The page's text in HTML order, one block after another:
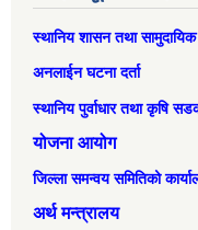
स्थानिय शासन तथा
अनलाईन घटना दर्ता
स्थानिय पुर्वाधार तथा कृषि
योजना आयोग
जिल्ला समन्वय समितिको
अर्थ मन्त्रालय